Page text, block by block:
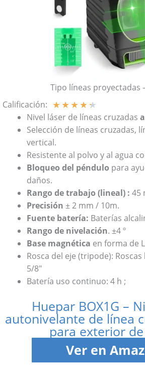
Tipo líneas proyectadas
Calificación: ★★★★★
Nivel láser de líneas cruzadas
Selección de líneas cruzadas,
vertical.
Resistente al polvo y al agua
Bloqueo del péndulo para
daños.
Rango de trabajo (lineal) : 45
Precisión ± 2 mm / 10m.
Fuente batería: Baterías
Rango de nivelación. ±4 º
Base magnética en forma de L
Rosca del eje (tripode):
5/8″
Batería uso continuo: 4 h ;
Huepar BOX1G –
autonivelante de línea
para exterior
Ver en